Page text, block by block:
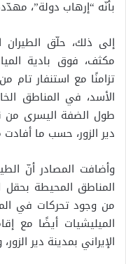
بأنّه “إرهاب دولة”،
إلى ذلك، حلّق
مكثف، فوق بادية
تزامنًا مع استنفار تام
الأسد، في المناطق
طول الضفة اليسرى من
دير الزور، حسب ما
وأضافت المصادر أنّ
المناطق المحيطة
من وجود تحركات في
الميليشيات أيضًا مع
الإيراني بمدينة دير